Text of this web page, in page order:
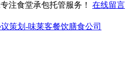
注食堂承包托管服务！
在线留言